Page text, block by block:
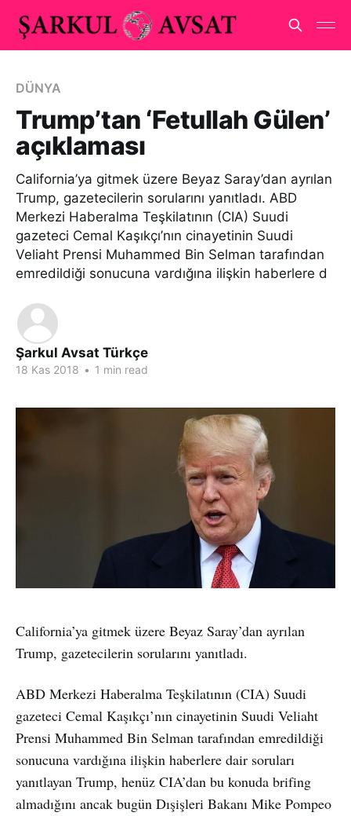
DÜNYA
Trump’tan ‘Fetullah Gülen’
açıklaması
California’ya gitmek üzere Beyaz Saray’dan ayrılan
Trump, gazetecilerin sorularını yanıtladı. ABD
Merkezi Haberalma Teşkilatının (CIA) Suudi
gazeteci Cemal Kaşıkçı’nın cinayetinin Suudi
Veliaht Prensi Muhammed Bin Selman tarafından
emredildiği sonucuna vardığına ilişkin haberlere d
Şarkul Avsat Türkçe
18 Kas 2018 • 1 min read
California’ya gitmek üzere Beyaz Saray’dan ayrılan
Trump, gazetecilerin sorularını yanıtladı.
ABD Merkezi Haberalma Teşkilatının (CIA) Suudi
gazeteci Cemal Kaşıkçı’nın cinayetinin Suudi Veliaht
Prensi Muhammed Bin Selman tarafından emredildiği
sonucuna vardığına ilişkin haberlere dair soruları
yanıtlayan Trump, henüz CIA’dan bu konuda brifing
almadığını ancak bugün Dışişleri Bakanı Mike Pompeo